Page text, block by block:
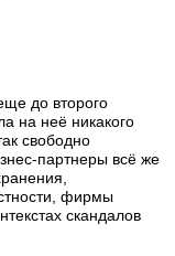
до второго
на неё никакого
свободно
партнеры всё же
фирмы
скандалов